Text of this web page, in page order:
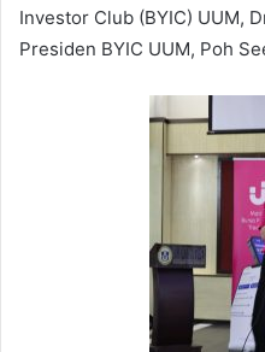
Investor Club (BYIC) UUM,
Presiden BYIC UUM, Poh